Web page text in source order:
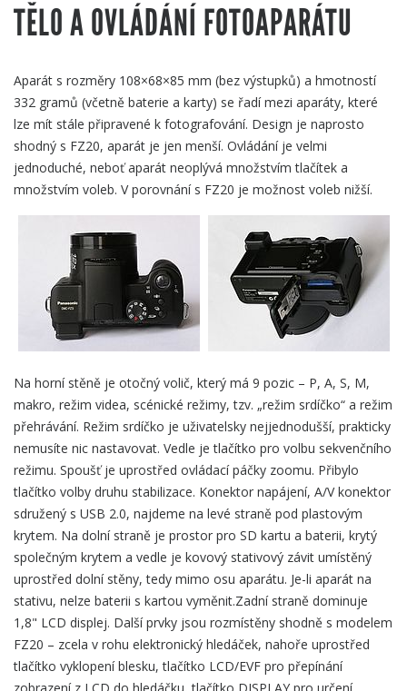
TĚLO A OVLÁDÁNÍ FOTOAPARÁTU
Aparát s rozměry 108×68×85 mm (bez výstupků) a hmotností
332 gramů (včetně baterie a karty) se řadí mezi aparáty, které
lze mít stále připravené k fotografování. Design je naprosto
shodný s FZ20, aparát je jen menší. Ovládání je velmi
jednoduché, neboť aparát neoplývá množstvím tlačítek a
množstvím voleb. V porovnání s FZ20 je možnost voleb nižší.
Na horní stěně je otočný volič, který má 9 pozic – P, A, S, M,
makro, režim videa, scénické režimy, tzv. „režim srdíčko“ a režim
přehrávání. Režim srdíčko je uživatelsky nejjednodušší, prakticky
nemusíte nic nastavovat. Vedle je tlačítko pro volbu sekvenčního
režimu. Spoušť je uprostřed ovládací páčky zoomu. Přibylo
tlačítko volby druhu stabilizace. Konektor napájení, A/V konektor
sdružený s USB 2.0, najdeme na levé straně pod plastovým
krytem. Na dolní straně je prostor pro SD kartu a baterii, krytý
společným krytem a vedle je kovový stativový závit umístěný
uprostřed dolní stěny, tedy mimo osu aparátu. Je-li aparát na
stativu, nelze baterii s kartou vyměnit.Zadní straně dominuje
1,8" LCD displej. Další prvky jsou rozmístěny shodně s modelem
FZ20 – zcela v rohu elektronický hledáček, nahoře uprostřed
tlačítko vyklopení blesku, tlačítko LCD/EVF pro přepínání